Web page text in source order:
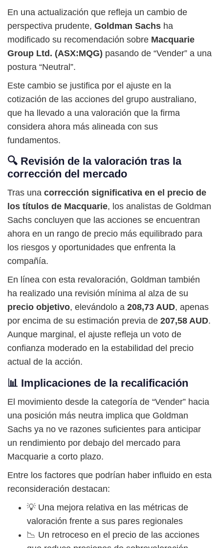
En una actualización que refleja un cambio de
perspectiva prudente, Goldman Sachs ha
modificado su recomendación sobre Macquarie
Group Ltd. (ASX:MQG) pasando de “Vender” a una
postura “Neutral”.
Este cambio se justifica por el ajuste en la
cotización de las acciones del grupo australiano,
que ha llevado a una valoración que la firma
considera ahora más alineada con sus
fundamentos.
🔍 Revisión de la valoración tras la
corrección del mercado
Tras una corrección significativa en el precio de
los títulos de Macquarie, los analistas de Goldman
Sachs concluyen que las acciones se encuentran
ahora en un rango de precio más equilibrado para
los riesgos y oportunidades que enfrenta la
compañía.
En línea con esta revaloración, Goldman también
ha realizado una revisión mínima al alza de su
precio objetivo, elevándolo a 208,73 AUD, apenas
por encima de su estimación previa de 207,58 AUD.
Aunque marginal, el ajuste refleja un voto de
confianza moderado en la estabilidad del precio
actual de la acción.
📊 Implicaciones de la recalificación
El movimiento desde la categoría de “Vender” hacia
una posición más neutra implica que Goldman
Sachs ya no ve razones suficientes para anticipar
un rendimiento por debajo del mercado para
Macquarie a corto plazo.
Entre los factores que podrían haber influido en esta
reconsideración destacan:
💡 Una mejora relativa en las métricas de
valoración frente a sus pares regionales
📉 Un retroceso en el precio de las acciones